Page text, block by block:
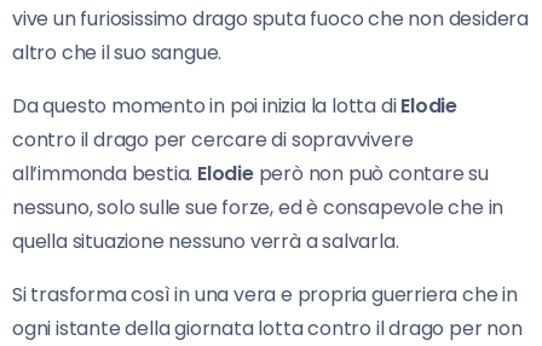
vive un furiosissimo drago sputa fuoco che non desidera
altro che il suo sangue.
Da questo momento in poi inizia la lotta diElodie
contro il drago per cercare di sopravvivere
all’immonda bestia. Elodieperò non può contare su
nessuno, solo sulle sue forze, ed è consapevole che in
quella situazione nessuno verrà a salvarla.
Si trasforma così in una vera e propria guerriera che in
ogni istante della giornata lotta contro il drago per non